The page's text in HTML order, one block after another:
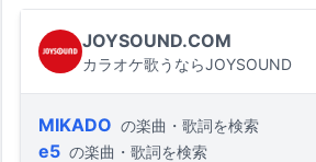
JOYSOUND.COM
カラオケ歌うならJOYSOUND
MIKADO の楽曲・歌詞を検索
e5 の楽曲・歌詞を検索